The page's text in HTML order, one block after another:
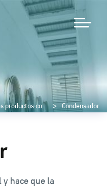
Nuestros productos complementarios Condensador
y hace que la